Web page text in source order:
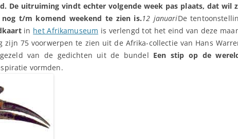
De uitruiming vindt echter volgende week pas plaats, dat wil
t/m komend weekend te zien is.12 januariDe
in het Afrikamuseum is verlengd tot het eind van deze
zijn 75 voorwerpen te zien uit de Afrika-collectie van Hans
van de gedichten uit de bundel Een stip op de
vormden.